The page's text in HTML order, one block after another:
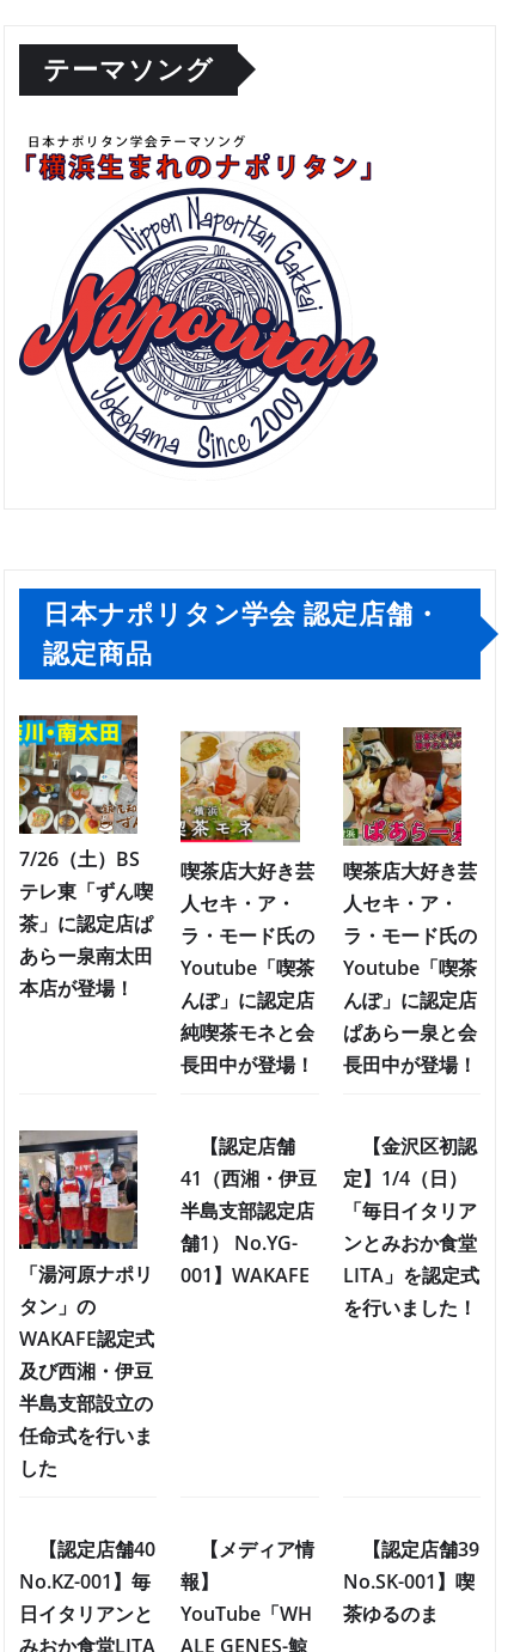
テーマソング
日本ナポリタン学会 認定店舗・
認定商品
7/26（土）BS
テレ東「ずん喫
茶」に認定店ぱ
あらー泉南太田
本店が登場！
喫茶店大好き芸
人セキ・ア・
ラ・モード氏の
Youtube「喫茶
んぽ」に認定店
純喫茶モネと会
長田中が登場！
喫茶店大好き芸
人セキ・ア・
ラ・モード氏の
Youtube「喫茶
んぽ」に認定店
ぱあらー泉と会
長田中が登場！
「湯河原ナポリ
タン」の
WAKAFE認定式
及び西湘・伊豆
半島支部設立の
任命式を行いま
した
【認定店舗
41（西湘・伊豆
半島支部認定店
舗1） No.YG-
001】WAKAFE
【金沢区初認
定】1/4（日）
「毎日イタリア
ンとみおか食堂
LITA」を認定式
を行いました！
【認定店舗40
No.KZ-001】毎
日イタリアンと
みおか食堂LITA
【メディア情
報】
YouTube「WH
ALE GENES-鯨
【認定店舗39
No.SK-001】喫
茶ゆるのま